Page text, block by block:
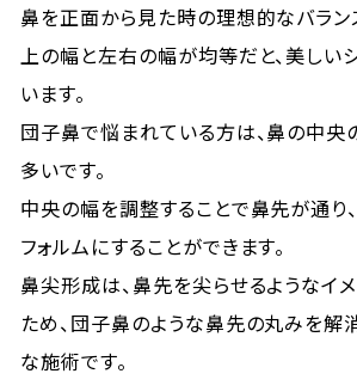
鼻を正面から見た時の理想的なバラ
上の幅と左右の幅が均等だと、美しい
います。
団子鼻で悩まれている方は、鼻の中
多いです。
中央の幅を調整することで鼻先が通り
フォルムにすることができます。
鼻尖形成は、鼻先を尖らせるようなイ
ため、団子鼻のような鼻先の丸みを解
な施術です。